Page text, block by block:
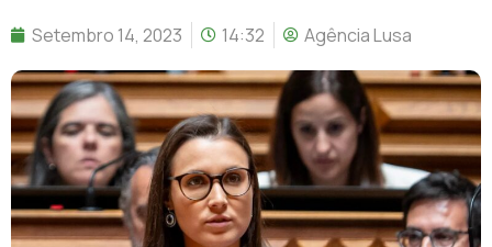
Setembro 14, 2023 14:32 Agência Lusa